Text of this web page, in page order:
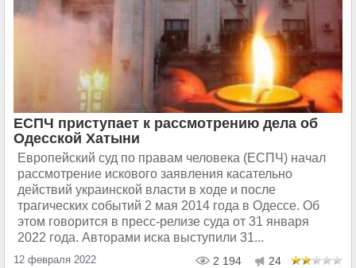
ЕСПЧ приступает к рассмотрению дела об
Одесской Хатыни
Европейский суд по правам человека (ЕСПЧ) начал
рассмотрение искового заявления касательно
действий украинской власти в ходе и после
трагических событий 2 мая 2014 года в Одессе. Об
этом говорится в пресс-релизе суда от 31 января
2022 года. Авторами иска выступили 31...
12 февраля 2022 2 194 24